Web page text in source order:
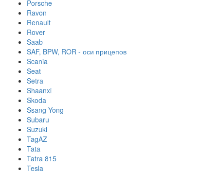
Porsche
Ravon
Renault
Rover
Saab
SAF, BPW, ROR - оси прицепов
Scania
Seat
Setra
Shaanxi
Skoda
Ssang Yong
Subaru
Suzuki
TagAZ
Tata
Tatra 815
Tesla